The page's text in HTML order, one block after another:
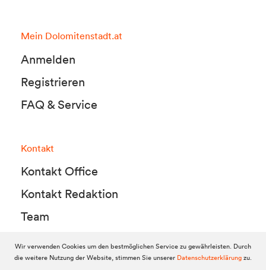
Mein Dolomitenstadt.at
Anmelden
Registrieren
FAQ & Service
Kontakt
Kontakt Office
Kontakt Redaktion
Team
© 2010-2026 Dolomitenstadt.at
Wir verwenden Cookies um den bestmöglichen Service zu gewährleisten. Durch
die weitere Nutzung der Website, stimmen Sie unserer Datenschutzerklärungzu.